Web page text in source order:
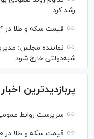
رشد کرد
قیمت سکه و طلا در ۱۴ مرداد ۱۴۰۵
نماینده مجلس:
شبه‌دولتی خارج شود
پربازدیدترین اخبار
سرپرست روابط
قیمت سکه و طلا در ۱۰ مرداد ۱۴۰۵